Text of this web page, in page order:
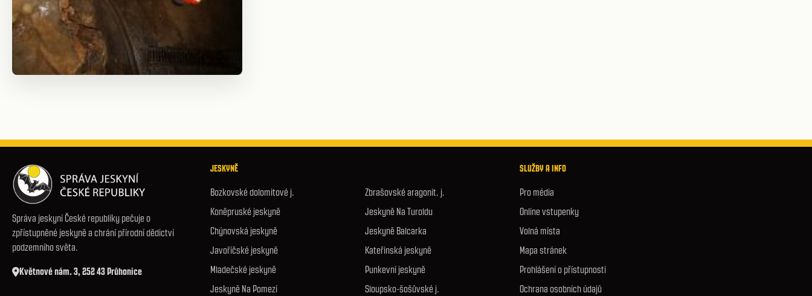
Správa jeskyní České republiky pečuje o
zpřístupněné jeskyně a chrání přírodní dědictví
podzemního světa.
Květnové nám. 3, 252 43 Průhonice
JESKYNĚ
Bozkovské dolomitové j.
Koněpruské jeskyně
Chýnovská jeskyně
Javoříčské jeskyně
Mladečské jeskyně
Jeskyně Na Pomezí
Zbrašovské aragonit. j.
Jeskyně Na Turoldu
Jeskyně Balcarka
Kateřinská jeskyně
Punkevní jeskyně
Sloupsko-šošůvské j.
SLUŽBY A INFO
Pro média
Online vstupenky
Volná místa
Mapa stránek
Prohlášení o přístupnosti
Ochrana osobních údajů